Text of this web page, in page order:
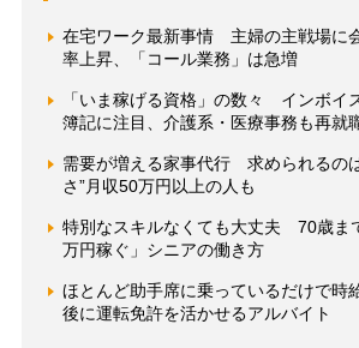
在宅ワーク最新事情 主婦の主戦場に
率上昇、「コール業務」は急増
「いま稼げる資格」の数々 インボイ
簿記に注目、介護系・医療事務も再就
需要が増える家事代行 求められるの
さ”月収50万円以上の人も
特別なスキルなくても大丈夫 70歳ま
万円稼ぐ」シニアの働き方
ほとんど助手席に乗っているだけで
後に運転免許を活かせるアルバイト